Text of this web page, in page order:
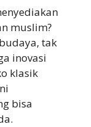
muslim?
tak
inovasi
klasik
bisa